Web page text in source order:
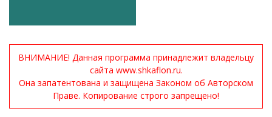
ВНИМАНИЕ! Данная программа принадлежит владельцу
сайта www.shkaflon.ru.
Она запатентована и защищена Законом об Авторском
Праве. Копирование строго запрещено!